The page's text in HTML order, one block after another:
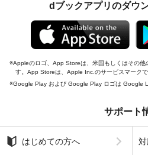
dブックアプリのダウ
Appleのロゴ、App Storeは、米国もしくはその
す。App Storeは、Apple Inc.のサービスマークで
Google Play および Google Play ロゴは Google
サポート
はじめての方へ